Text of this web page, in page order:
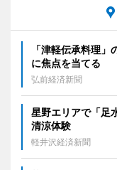
「津軽伝承料理
に焦点を当てる
弘前経済新聞
星野エリアで「足
清涼体験
軽井沢経済新聞